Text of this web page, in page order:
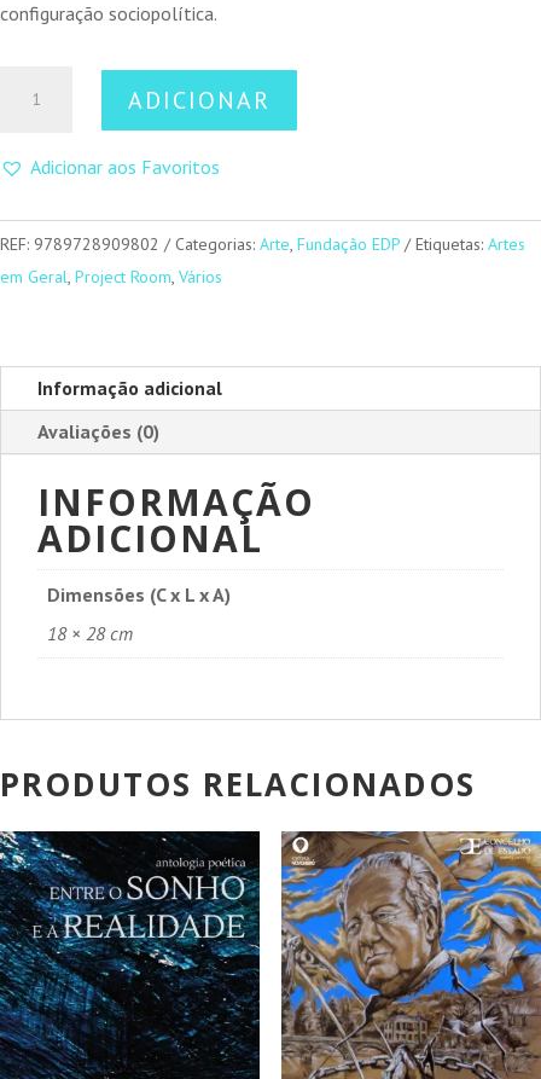
configuração sociopolítica.
Filipe
Amanhã
não
ADICIONAR
Adicionar aos Favoritos
REF: 9789728909802 Categorias: Arte, Fundação EDP Etiquetas: Artes
em Geral, Project Room, Vários
Informação adicional
Avaliações (0)
INFORMAÇÃO
ADICIONAL
Dimensões (C x L x A)
18 × 28 cm
PRODUTOS RELACIONADOS
PROMOÇÃO! PROMOÇÃO!